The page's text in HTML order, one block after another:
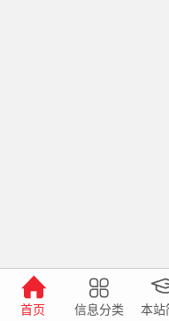
首页 信息分类 本站